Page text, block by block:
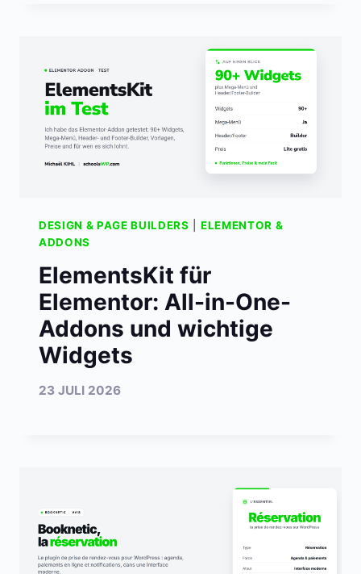
DESIGN & PAGE BUILDERS
ELEMENTOR &
ADDONS
ElementsKit für
Elementor: All-in-One-
Addons und wichtige
Widgets
23 JULI 2026